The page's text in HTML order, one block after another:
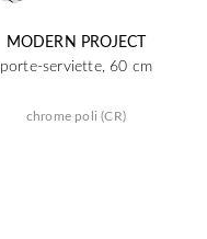
MODERN PROJECT
porte-serviette, 60 cm
chrome poli (CR)